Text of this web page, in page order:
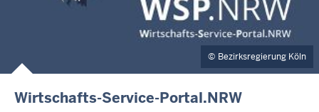
Bezirksregierung Köln
Wirtschafts-Service-Portal.NRW